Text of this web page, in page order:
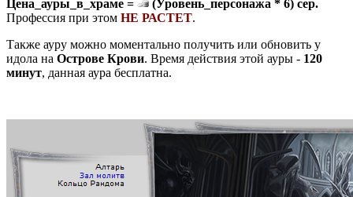
Цена_ауры_в_храме =
(Уровень_персонажа * 6) сер.
Профессия при этом НЕ РАСТЕТ.
Также ауру можно моментально получить или обновить у
идола на Острове Крови. Время действия этой ауры - 120
минут, данная аура бесплатна.